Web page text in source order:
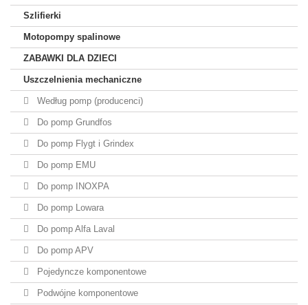
Szlifierki
Motopompy spalinowe
ZABAWKI DLA DZIECI
Uszczelnienia mechaniczne
Według pomp (producenci)
Do pomp Grundfos
Do pomp Flygt i Grindex
Do pomp EMU
Do pomp INOXPA
Do pomp Lowara
Do pomp Alfa Laval
Do pomp APV
Pojedyncze komponentowe
Podwójne komponentowe